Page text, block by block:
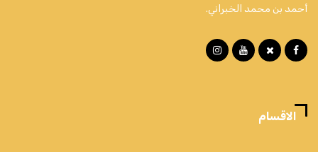
أحمد بن محمد الخبراني.
الاقسام